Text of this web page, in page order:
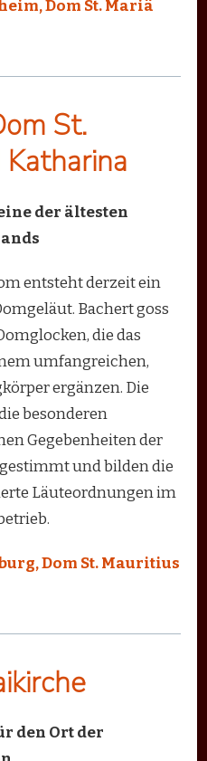
Dom St. Mariä
St.
der ältesten
entsteht derzeit ein
Bachert goss
die das
umfangreichen,
ergänzen. Die
besonderen
Gegebenheiten der
und bilden die
Läuteordnungen im
Dom St. Mauritius
den Ort der